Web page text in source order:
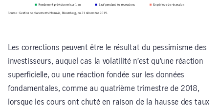
Les corrections peuvent être le résultat du pessimisme des
investisseurs, auquel cas la volatilité n’est qu’une réaction
superficielle, ou une réaction fondée sur les données
fondamentales, comme au quatrième trimestre de 2018,
lorsque les cours ont chuté en raison de la hausse des taux